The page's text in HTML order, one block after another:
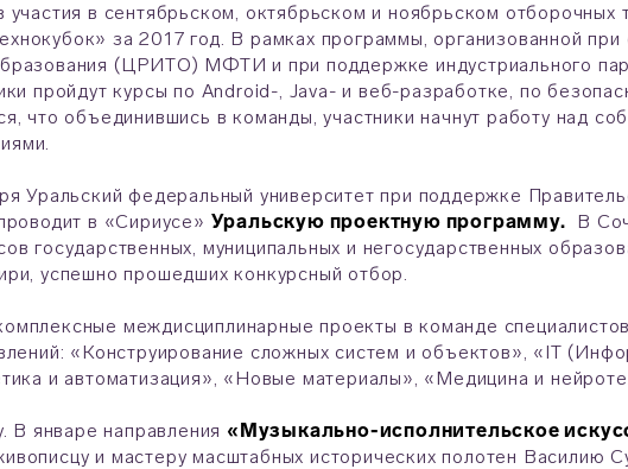
участия в сентябрьском, октябрьском и ноябрьском отборочных
за 2017 год. В рамках программы, организованной при
(ЦРИТО) МФТИ и при поддержке индустриального
пройдут курсы по Android-, Java- и веб-разработке, по
что объединившись в команды, участники начнут работу над
Уральский федеральный университет при поддержке
в «Сириусе» Уральскую проектную программу. В
государственных, муниципальных и негосударственных
успешно прошедших конкурсный отбор.
междисциплинарные проекты в команде
«Конструирование сложных систем и объектов», «IT
и автоматизация», «Новые материалы», «Медицина и
В январе направления «Музыкально-исполнительское
и мастеру масштабных исторических полотен Василию